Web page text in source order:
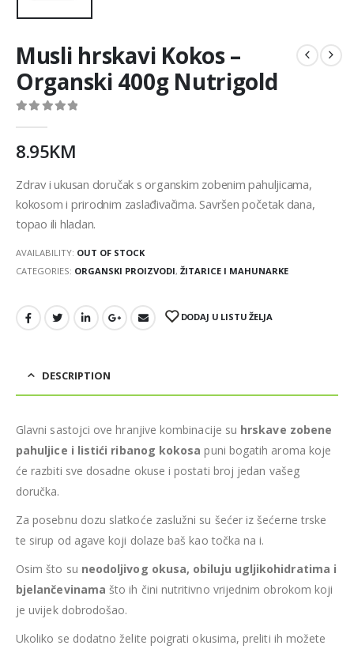
Musli hrskavi Kokos –
Organski 400g Nutrigold
8.95KM
Zdrav i ukusan doručak s organskim zobenim pahuljicama,
kokosom i prirodnim zaslađivačima. Savršen početak dana,
topao ili hladan.
AVAILABILITY: OUT OF STOCK
CATEGORIES: ORGANSKI PROIZVODI, ŽITARICE I MAHUNARKE
DODAJ U LISTU ŽELJA
DESCRIPTION
Glavni sastojci ove hranjive kombinacije su hrskave zobene
pahuljice i listići ribanog kokosa puni bogatih aroma koje
će razbiti sve dosadne okuse i postati broj jedan vašeg
doručka.
Za posebnu dozu slatkoće zaslužni su šećer iz šećerne trske
te sirup od agave koji dolaze baš kao točka na i.
Osim što su neodoljivog okusa, obiluju ugljikohidratima i
bjelančevinama što ih čini nutritivno vrijednim obrokom koji
je uvijek dobrodošao.
Ukoliko se dodatno želite poigrati okusima, preliti ih možete